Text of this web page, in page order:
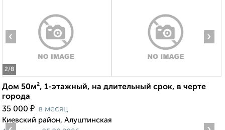
2/8
‹ ›
Дом 50м², 1-этажный, на длительный срок, в черте
города
35 000 ₽ в месяц
Киевский район, Алуштинская